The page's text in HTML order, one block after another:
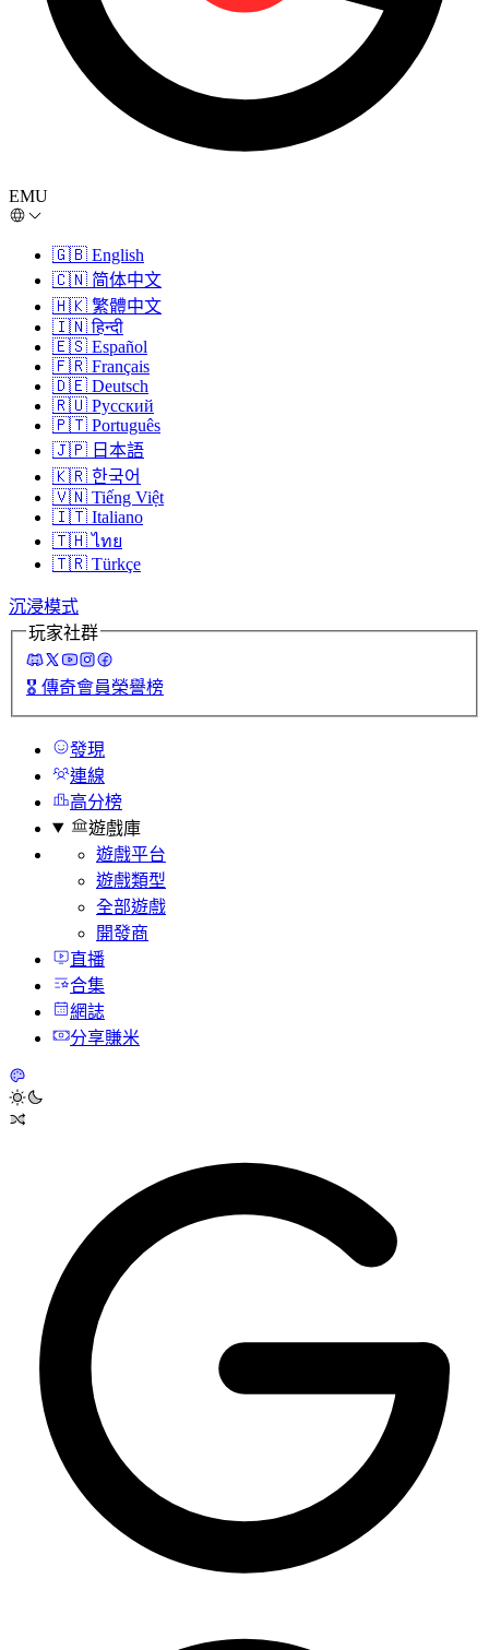
EMU
🇬🇧 English
🇨🇳 简体中文
🇭🇰 繁體中文
🇮🇳 हिन्दी
🇪🇸 Español
🇫🇷 Français
🇩🇪 Deutsch
🇷🇺 Русский
🇵🇹 Português
🇯🇵 日本語
🇰🇷 한국어
🇻🇳 Tiếng Việt
🇮🇹 Italiano
🇹🇭 ไทย
🇹🇷 Türkçe
沉浸模式
玩家社群
🎖️ 傳奇會員榮譽榜
發現
連線
高分榜
遊戲庫
遊戲平台
遊戲類型
全部遊戲
開發商
直播
合集
網誌
分享賺米